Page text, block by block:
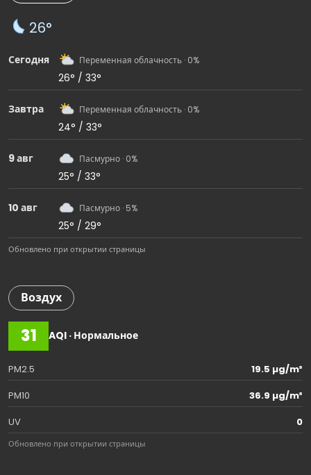
26°
Сегодня Переменная облачность · 0%
26° / 33°
Завтра Переменная облачность · 0%
24° / 33°
9 авг Пасмурно · 0%
25° / 33°
10 авг Пасмурно · 5%
25° / 29°
Обновлено при открытии страницы
Воздух
31 AQI · Нормальное
PM2.5
19.5 µg/m³
PM10
36.9 µg/m³
UV
0
Обновлено при открытии страницы